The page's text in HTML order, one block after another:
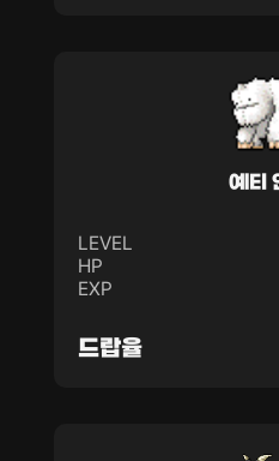
예티
LEVEL
HP
EXP
드랍율